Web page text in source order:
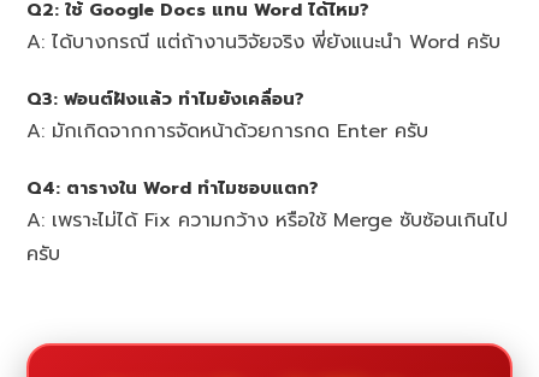
Q2: ใช้ Google Docs แทน Word ได้ไหม?
A: ได้บางกรณี แต่ถ้างานวิจัยจริง พี่ยังแนะนำ Word ครับ
Q3: ฟอนต์ฝังแล้ว ทำไมยังเคลื่อน?
A: มักเกิดจากการจัดหน้าด้วยการกด Enter ครับ
Q4: ตารางใน Word ทำไมชอบแตก?
A: เพราะไม่ได้ Fix ความกว้าง หรือใช้ Merge ซับซ้อนเกินไป
ครับ